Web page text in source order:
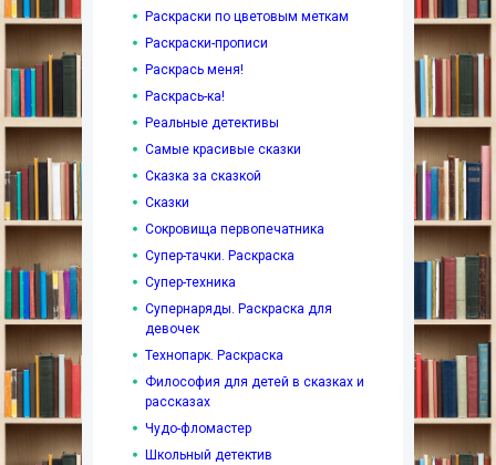
Раскраски по цветовым меткам
Раскраски-прописи
Раскрась меня!
Раскрась-ка!
Реальные детективы
Самые красивые сказки
Сказка за сказкой
Сказки
Сокровища первопечатника
Супер-тачки. Раскраска
Супер-техника
Супернаряды. Раскраска для
девочек
Технопарк. Раскраска
Философия для детей в сказках и
рассказах
Чудо-фломастер
Школьный детектив